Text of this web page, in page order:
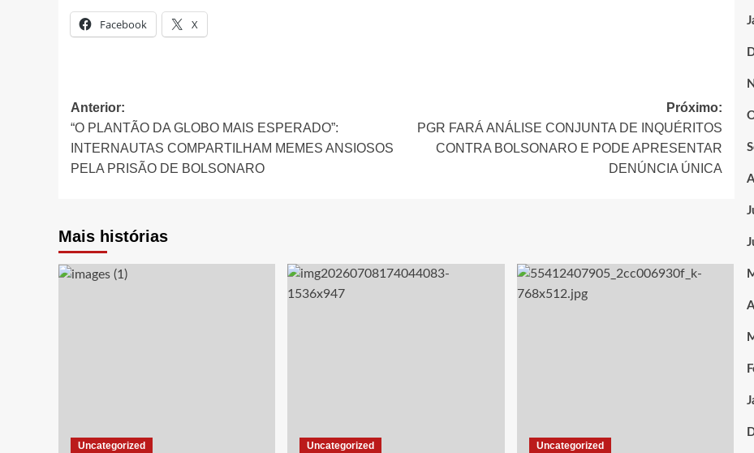
Facebook X
Navegação
de
artigos
Anterior:
“O PLANTÃO DA GLOBO MAIS ESPERADO”:
INTERNAUTAS COMPARTILHAM MEMES ANSIOSOS
PELA PRISÃO DE BOLSONARO
Próximo:
PGR FARÁ ANÁLISE CONJUNTA DE INQUÉRITOS
CONTRA BOLSONARO E PODE APRESENTAR
DENÚNCIA ÚNICA
Mais histórias
Uncategorized Uncategorized Uncategorized